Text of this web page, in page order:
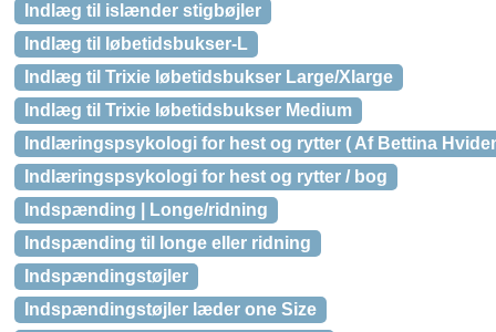
Indlæg til islænder stigbøjler
Indlæg til løbetidsbukser-L
Indlæg til Trixie løbetidsbukser Large/Xlarge
Indlæg til Trixie løbetidsbukser Medium
Indlæringspsykologi for hest og rytter ( Af Bettina
Indlæringspsykologi for hest og rytter / bog
Indspænding | Longe/ridning
Indspænding til longe eller ridning
Indspændingstøjler
Indspændingstøjler læder one Size